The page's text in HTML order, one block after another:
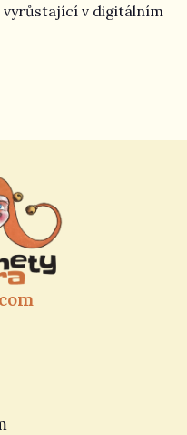
vyrůstající v digitálním
a kočičce
z nich –O
dort
Vánoční pohádku
učí, co znamenají